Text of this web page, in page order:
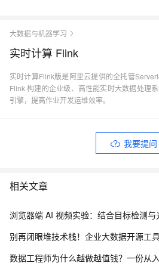
大数据与机器学习
实时计算 Flink
实时计算Flink版是阿里云提供的全托管
Flink 构建的企业级、高性能实时大数据处理
引擎，提高作业开发运维效率。
我要提问
相关文章
浏览器端 AI 视频实验：结合目标检测